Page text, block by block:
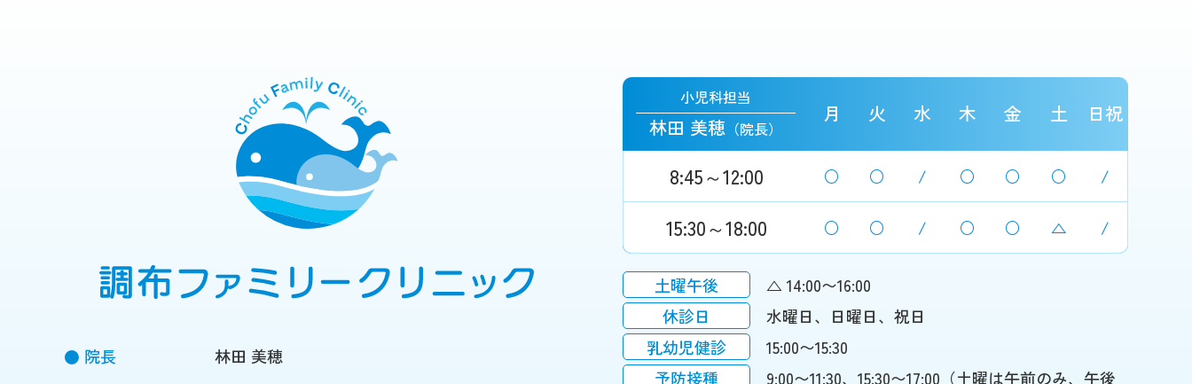
院長 林田 美穂
土曜午後
△ 14:00〜16:00
休診日
水曜日、日曜日、祝日
乳幼児健診
15:00〜15:30
予防接種
9:00〜11:30、15:30〜17:00（土曜は午前のみ、午後
小児科担当
林田 美穂 （院長）
月 火 水 木 金 土 日祝
8:45～12:00 ○ ○ / ○ ○ ○ /
15:30～18:00 ○ ○ / ○ ○ △ /